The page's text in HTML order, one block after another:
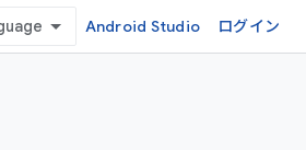
Android Studio ログイン